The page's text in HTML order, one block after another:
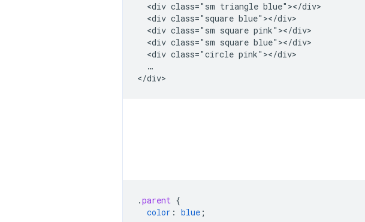
  <div class="sm triangle blue"></div>
  <div class="square blue"></div>
  <div class="sm square pink"></div>
  <div class="sm square blue"></div>
  <div class="circle pink"></div>
  …
.parent {
color : blue ;